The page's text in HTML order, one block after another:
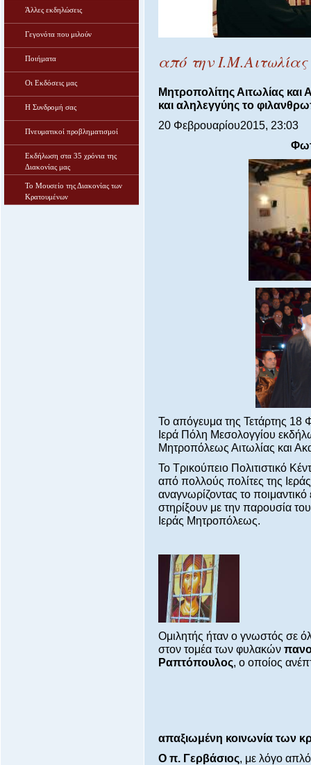
Άλλες εκδηλώσεις
Γεγονότα που μιλούν
Ποιήματα
Οι Εκδόσεις μας
Η Συνδρομή σας
Πνευματικοί προβληματισμοί
Εκδήλωση στα 35 χρόνια της
Διακονίας μας
Το Μουσείο της Διακονίας των
Κρατουμένων
από την
Μητροπολίτης Αιτωλίας
και αληλεγγύης το
20 Φεβρουαρίου2015, 23:03
Το απόγευμα της Τετάρτης 18
Ιερά Πόλη Μεσολογγίου
Μητροπόλεως Αιτωλίας και
Το Τρικούπειο Πολιτιστικό
από πολλούς πολίτες της
αναγνωρίζοντας το
στηρίξουν με την παρουσία
Ιεράς Μητροπόλεως.
Ομιλητής ήταν ο γνωστός σε
στον τομέα των φυλακών
Ραπτόπουλος, ο οποίος
απαξιωμένη κοινωνία των
Ο π. Γερβάσιος, με λόγο απλό